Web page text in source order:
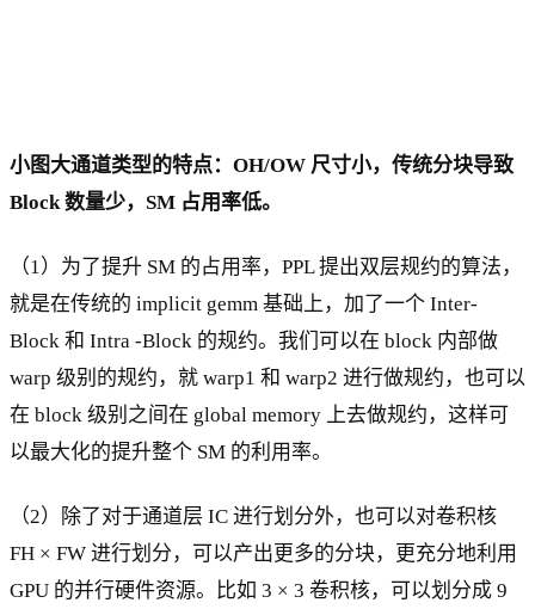
小图大通道类型的特点：OH/OW 尺寸小，传统分块导致
Block 数量少，SM 占用率低。
（1）为了提升 SM 的占用率，PPL 提出双层规约的算法，
就是在传统的 implicit gemm 基础上，加了一个 Inter-
Block 和 Intra -Block 的规约。我们可以在 block 内部做
warp 级别的规约，就 warp1 和 warp2 进行做规约，也可以
在 block 级别之间在 global memory 上去做规约，这样可
以最大化的提升整个 SM 的利用率。
（2）除了对于通道层 IC 进行划分外，也可以对卷积核
FH × FW 进行划分，可以产出更多的分块，更充分地利用
GPU 的并行硬件资源。比如 3 × 3 卷积核，可以划分成 9